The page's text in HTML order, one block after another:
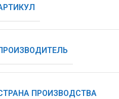
ПРОИЗВОДСТВА